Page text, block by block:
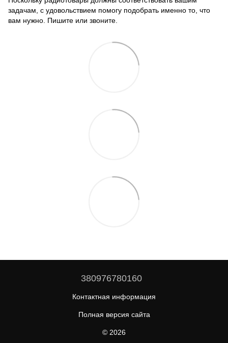
задачам, с удовольствием помогу подобрать именно то, что
вам нужно. Пишите или звоните.
380976780160
Контактная информация
Полная версия сайта
© 2026